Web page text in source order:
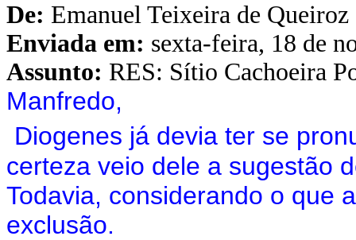
De: Emanuel Teixeira de
Enviada em: sexta-feira, 18 de
Assunto: RES: Sítio Cachoeira
Manfredo,
Diogenes já devia ter se
certeza veio dele a sugestão
Todavia, considerando o que
exclusão.